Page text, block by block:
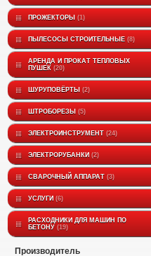
ПРОЖЕКТОРЫ 1
ПЫЛЕСОСЫ СТРОИТЕЛЬНЫЕ 8
АРЕНДА И ПРОКАТ ТЕПЛОВЫХ
ПУШЕК 20
ШУРУПОВЁРТЫ 2
ШТРОБОРЕЗЫ 5
ЭЛЕКТРОИНСТРУМЕНТ 24
ЭЛЕКТРОРУБАНКИ 2
СВАРОЧНЫЙ АППАРАТ 3
УСЛУГИ 6
РАСХОДНИКИ ДЛЯ МАШИН ПО
БЕТОНУ 19
производитель